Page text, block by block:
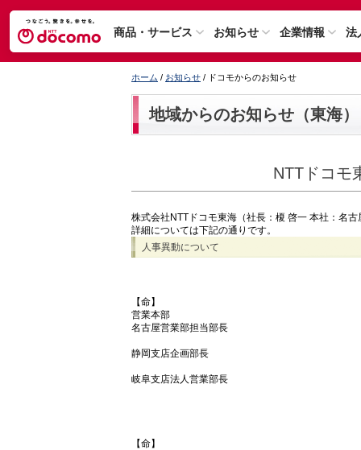
商品・サービス お知らせ 企業情報 法
ホーム / お知らせ / ドコモからのお知らせ
地域からのお知らせ（東海）
NTTドコ
株式会社NTTドコモ東海（社長：榎 啓一 本社：名
詳細については下記の通りです。
人事異動について
【命】
営業本部
名古屋営業部担当部長
静岡支店企画部長
岐阜支店法人営業部長
【命】